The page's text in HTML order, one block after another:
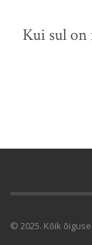
Kui sul on
© 2025. Kõik